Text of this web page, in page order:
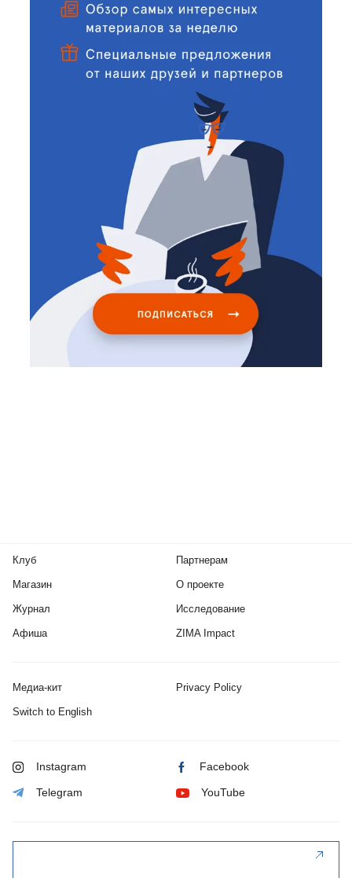
Клуб
Магазин
Журнал
Афиша
Партнерам
О проекте
Исследование
ZIMA Impact
Медиа-кит Privacy Policy
Switch to English
Instagram Facebook
Telegram YouTube